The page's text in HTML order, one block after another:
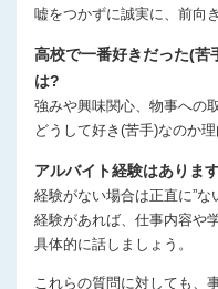
嘘をつかずに誠実に、前向
高校で一番好きだった(苦
は?
強みや興味関心、物事への
どうして好き(苦手)なのか
アルバイト経験はありま
経験がない場合は正直に”な
経験があれば、仕事内容や
具体的に話しましょう。
これらの質問に対しても、